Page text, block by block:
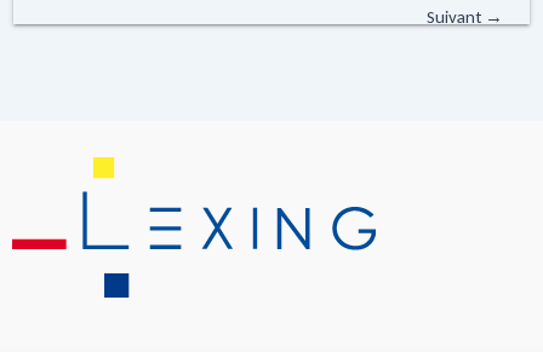
Suivant →